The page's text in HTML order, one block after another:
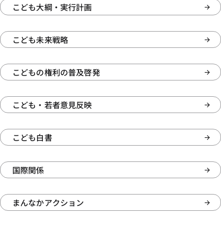
こども大綱・実行計画
こども未来戦略
こどもの権利の普及啓発
こども・若者意見反映
こども白書
国際関係
まんなかアクション